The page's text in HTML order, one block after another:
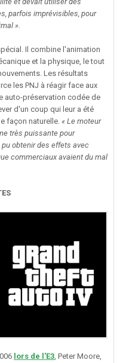
parfois imprévisibles, pour
».
Il combine l'animation
et la physique, le tout
Les résultats
les PNJ à réagir face aux
auto-préservation codée de
d'un coup qui leur a été
façon naturelle. « Le moteur
très puissante pour
obtenir des effets avec
commerciaux avaient du mal
lors de l'E3, Peter Moore,